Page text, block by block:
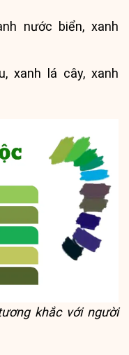
nước biển, xanh
xanh lá cây, xanh
khắc với người